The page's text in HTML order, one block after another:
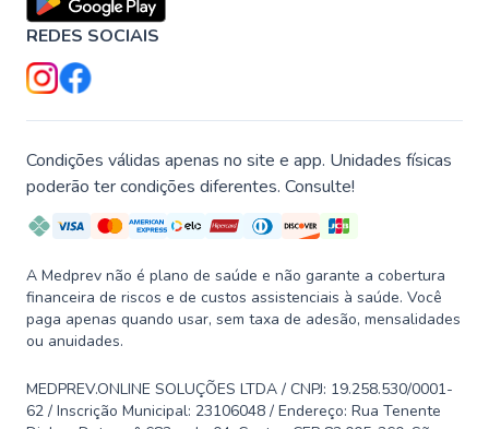
REDES SOCIAIS
Condições válidas apenas no site e app. Unidades físicas
poderão ter condições diferentes. Consulte!
A Medprev não é plano de saúde e não garante a cobertura
financeira de riscos e de custos assistenciais à saúde. Você
paga apenas quando usar, sem taxa de adesão, mensalidades
ou anuidades.
MEDPREV.ONLINE SOLUÇÕES LTDA / CNPJ: 19.258.530/0001-
62 / Inscrição Municipal: 23106048 / Endereço: Rua Tenente